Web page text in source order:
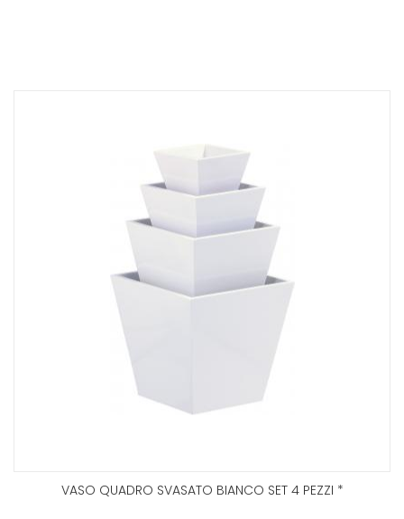
VASO QUADRO SVASATO BIANCO SET 4 PEZZI *